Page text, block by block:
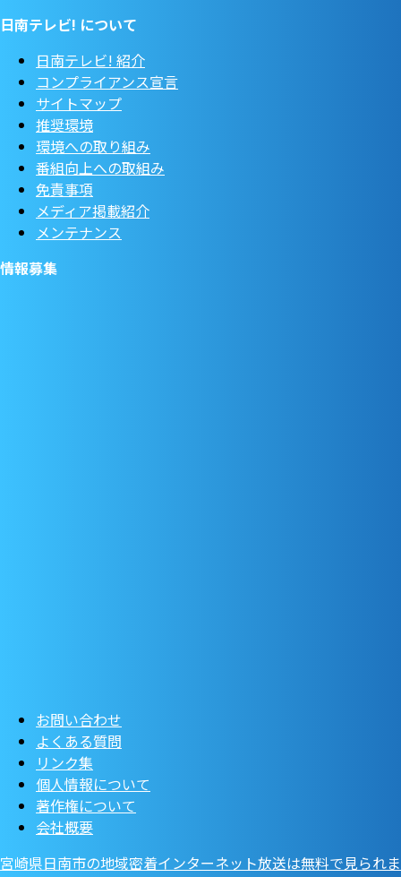
日南テレビ! について
日南テレビ! 紹介
コンプライアンス宣言
サイトマップ
推奨環境
環境への取り組み
番組向上への取組み
免責事項
メディア掲載紹介
メンテナンス
情報募集
お問い合わせ
よくある質問
リンク集
個人情報について
著作権について
会社概要
宮崎県日南市の地域密着インターネット放送は無料で見られま